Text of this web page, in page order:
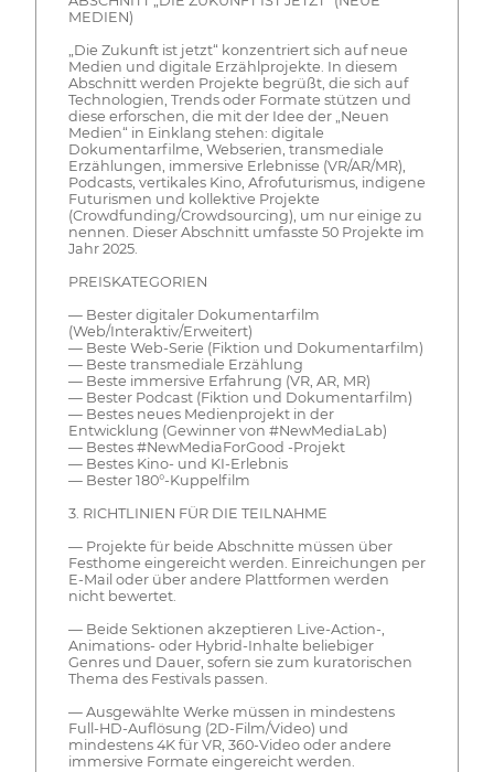
MEDIEN)
„Die Zukunft ist jetzt“ konzentriert sich auf neue
Medien und digitale Erzählprojekte. In diesem
Abschnitt werden Projekte begrüßt, die sich auf
Technologien, Trends oder Formate stützen und
diese erforschen, die mit der Idee der „Neuen
Medien“ in Einklang stehen: digitale
Dokumentarfilme, Webserien, transmediale
Erzählungen, immersive Erlebnisse (VR/AR/MR),
Podcasts, vertikales Kino, Afrofuturismus, indigene
Futurismen und kollektive Projekte
(Crowdfunding/Crowdsourcing), um nur einige zu
nennen. Dieser Abschnitt umfasste 50 Projekte im
Jahr 2025.
PREISKATEGORIEN
— Bester digitaler Dokumentarfilm
(Web/Interaktiv/Erweitert)
— Beste Web-Serie (Fiktion und Dokumentarfilm)
— Beste transmediale Erzählung
— Beste immersive Erfahrung (VR, AR, MR)
— Bester Podcast (Fiktion und Dokumentarfilm)
— Bestes neues Medienprojekt in der
Entwicklung (Gewinner von #NewMediaLab)
— Bestes #NewMediaForGood -Projekt
— Bestes Kino- und KI-Erlebnis
— Bester 180°-Kuppelfilm
3. RICHTLINIEN FÜR DIE TEILNAHME
— Projekte für beide Abschnitte müssen über
Festhome eingereicht werden. Einreichungen per
E-Mail oder über andere Plattformen werden
nicht bewertet.
— Beide Sektionen akzeptieren Live-Action-,
Animations- oder Hybrid-Inhalte beliebiger
Genres und Dauer, sofern sie zum kuratorischen
Thema des Festivals passen.
— Ausgewählte Werke müssen in mindestens
Full-HD-Auflösung (2D-Film/Video) und
mindestens 4K für VR, 360-Video oder andere
immersive Formate eingereicht werden.